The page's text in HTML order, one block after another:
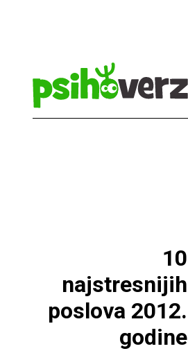
10
najstresnijih
poslova 2012.
godine